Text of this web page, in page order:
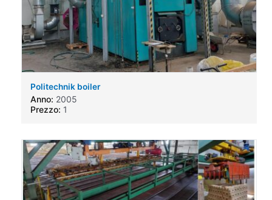
Politechnik boiler
Anno: 2005
Prezzo: 1